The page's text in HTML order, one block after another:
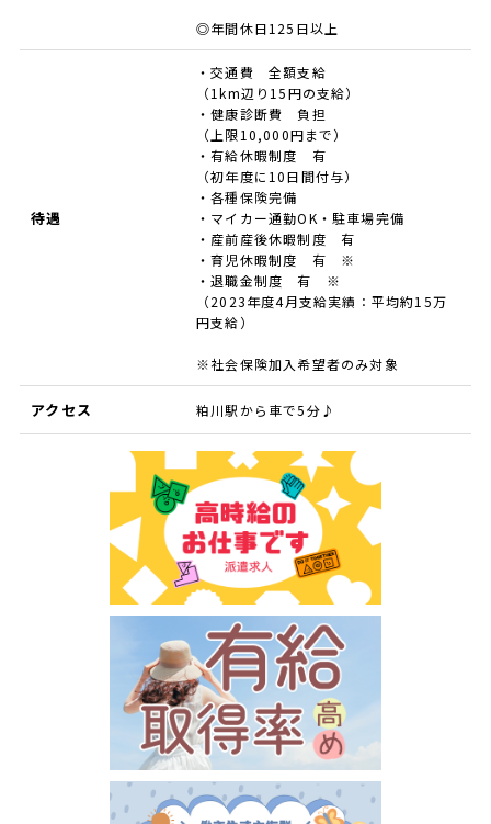
◎年間休日125日以上
待遇
・交通費 全額支給
（1km辺り15円の支給）
・健康診断費 負担
（上限10,000円まで）
・有給休暇制度 有
（初年度に10日間付与）
・各種保険完備
・マイカー通勤OK・駐車場完備
・産前産後休暇制度 有
・育児休暇制度 有 ※
・退職金制度 有 ※
（2023年度4月支給実績：平均約15万
円支給）
※社会保険加入希望者のみ対象
アクセス 粕川駅から車で5分♪